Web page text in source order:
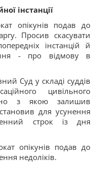
інстанції
опікунів подав до
Просив скасувати
інстанцій й
- про відмову в
Суд у складі суддів
цивільного
з якою залишив
для усунення
строк із дня
опікунів подав до
недоліків.